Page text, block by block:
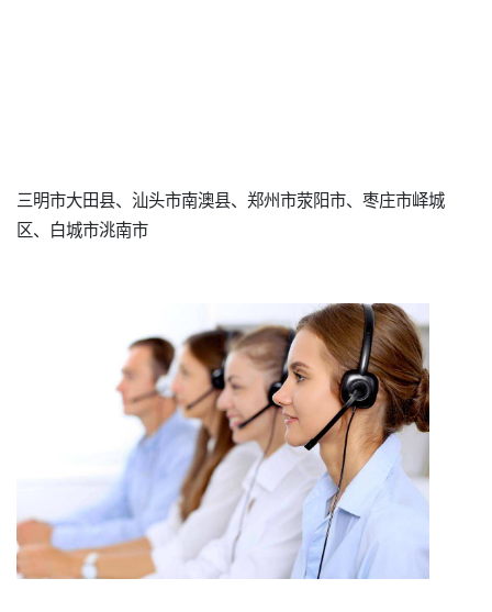
三明市大田县、汕头市南澳县、郑州市荥阳市、枣庄市峄城
区、白城市洮南市